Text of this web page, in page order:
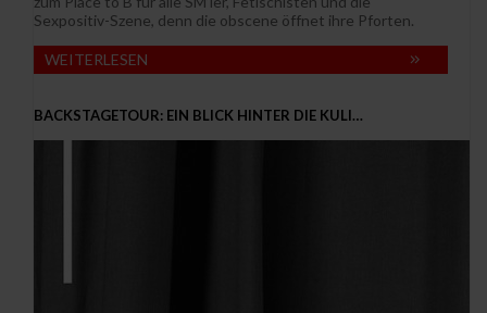
Sexpositiv-Szene, denn die obscene öffnet ihre Pforten.
WEITERLESEN
BACKSTAGETOUR: EIN BLICK HINTER DIE KULI…